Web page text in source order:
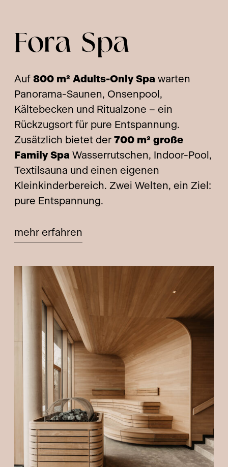
Fora Spa
Auf 800 m² Adults-Only Spa warten
Panorama-Saunen, Onsenpool,
Kältebecken und Ritualzone – ein
Rückzugsort für pure Entspannung.
Zusätzlich bietet der 700 m² große
Family Spa Wasserrutschen, Indoor-Pool,
Textilsauna und einen eigenen
Kleinkinderbereich. Zwei Welten, ein Ziel:
pure Entspannung.
mehr erfahren